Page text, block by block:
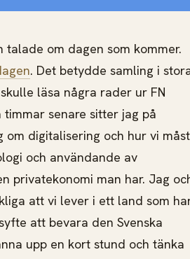
om dagen som kommer.
. Det betydde samling i
läsa några rader ur FN
senare sitter jag på
om digitalisering och hur vi
och användande av
privatekonomi man har. Jag
att vi lever i ett land som
att bevara den Svenska
upp en kort stund och tänka